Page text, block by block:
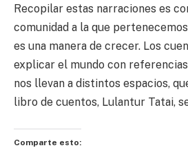
Recopilar estas narraciones es
comunidad a la que
es una manera de crecer. Los
explicar el mundo con
nos llevan a distintos espacios,
libro de cuentos, Lulantur Tatai,
Comparte esto: